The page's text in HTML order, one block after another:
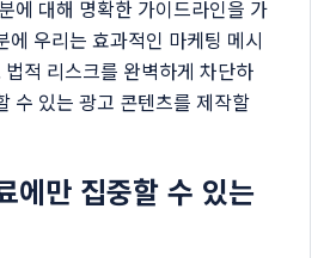
에 대해 명확한 가이드라인을 가
에 우리는 효과적인 마케팅 메시
적 리스크를 완벽하게 차단하
수 있는 광고 콘텐츠를 제작할
에만 집중할 수 있는